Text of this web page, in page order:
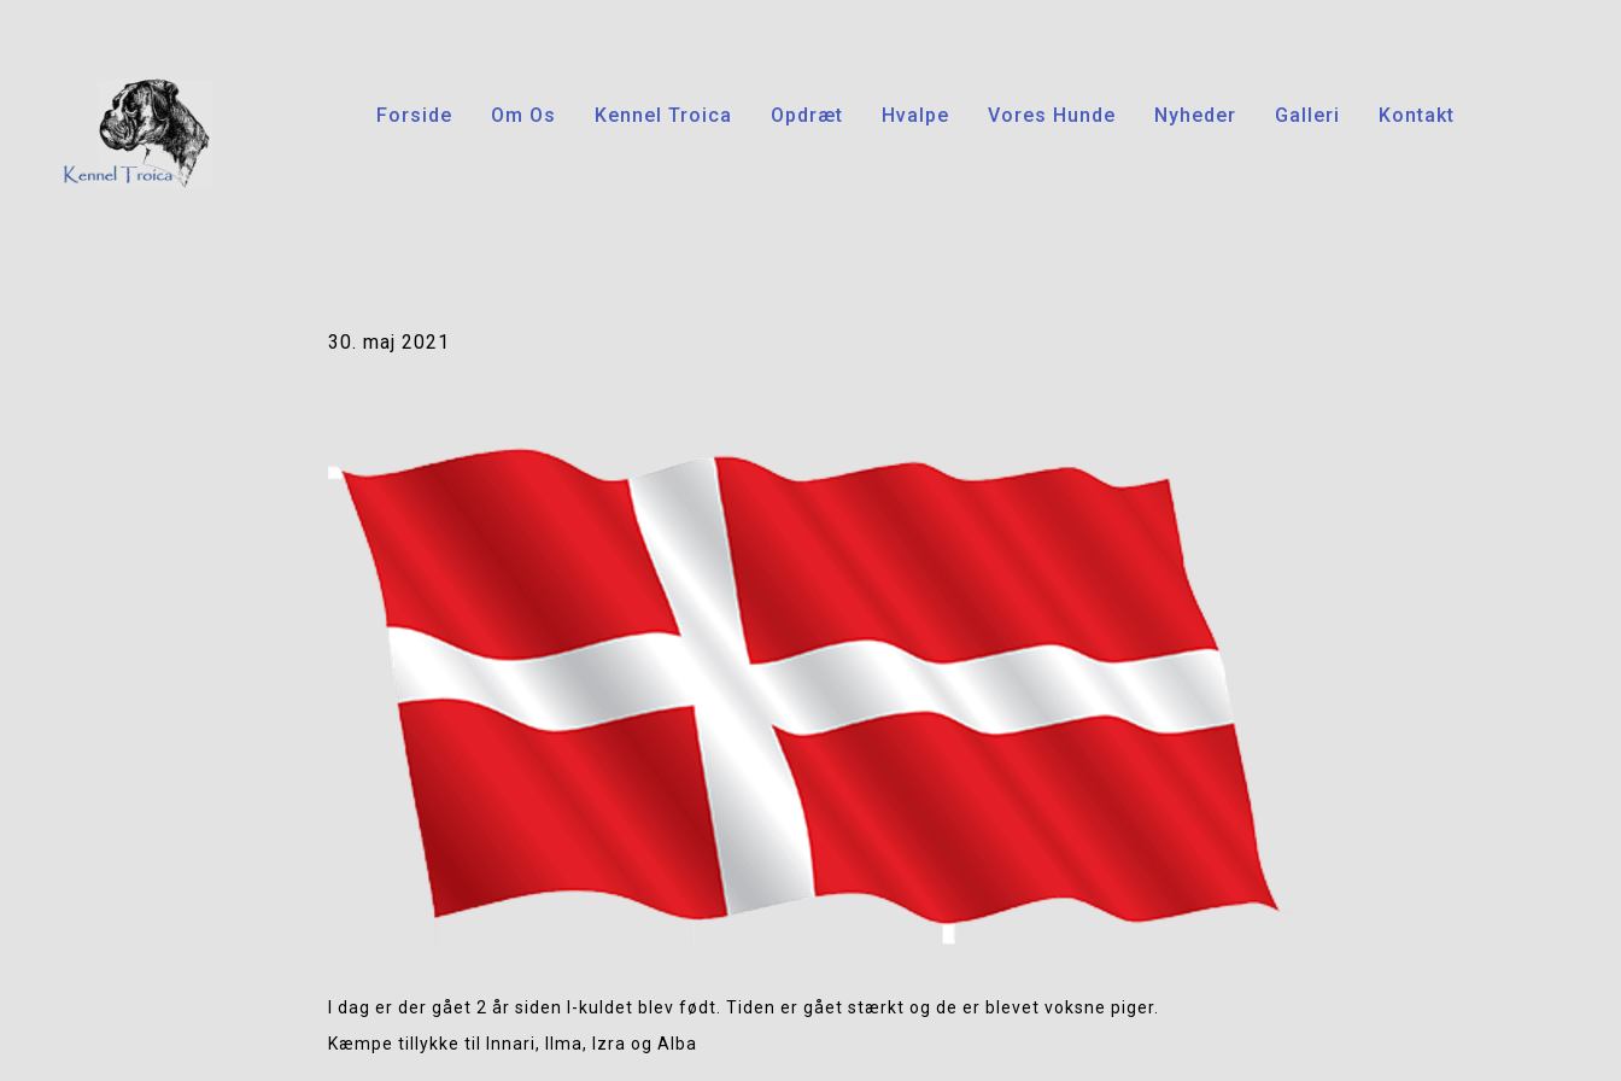
Forside Om Os Kennel Troica Opdræt Hvalpe Vores Hunde Nyheder Galleri Kontakt
30. maj 2021
I dag er der gået 2 år siden I-kuldet blev født. Tiden er gået stærkt og de er blevet voksne piger.
Kæmpe tillykke til Innari, Ilma, Izra og Alba